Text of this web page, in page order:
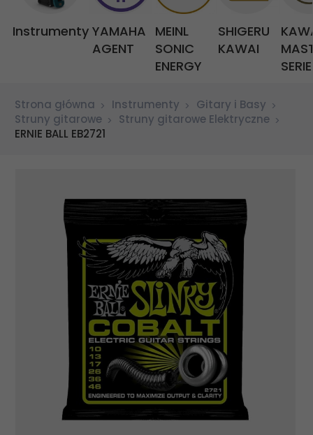
Instrumenty YAMAHA
AGENT
MEINL
SONIC
ENERGY
SHIGERU
KAWAI
Strona główna Instrumenty
Gitary i Basy
Struny gitarowe
Struny gitarowe Elektryczne
ERNIE BALL EB2721